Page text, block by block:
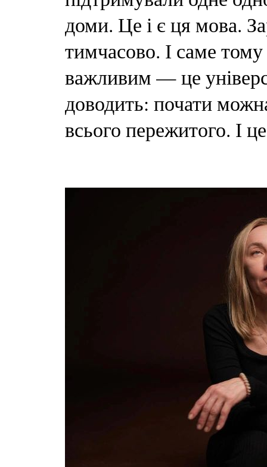
доми. Це і є ця мова.
тимчасово. І саме
важливим — це
доводить: почати
всього пережитого. І